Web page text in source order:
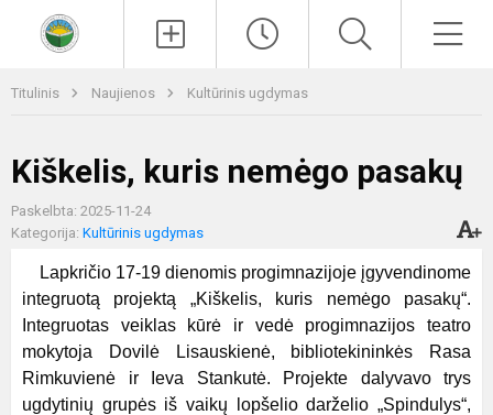
Titulinis Naujienos Kultūrinis ugdymas
Kiškelis, kuris nemėgo pasakų
Paskelbta: 2025-11-24
Kategorija: Kultūrinis ugdymas
Lapkričio 17-19 dienomis progimnazijoje įgyvendinome
integruotą projektą „Kiškelis, kuris nemėgo pasakų“.
Integruotas veiklas kūrė ir vedė progimnazijos teatro
mokytoja Dovilė Lisauskienė, bibliotekininkės Rasa
Rimkuvienė ir Ieva Stankutė. Projekte dalyvavo trys
ugdytinių grupės iš vaikų lopšelio darželio „Spindulys“,